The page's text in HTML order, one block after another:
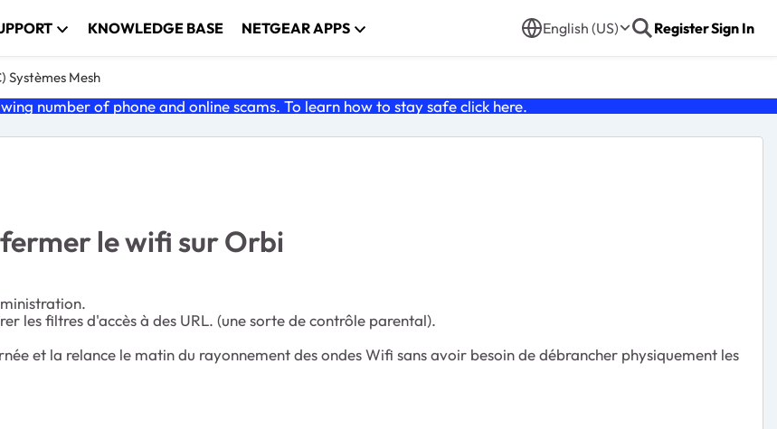
KNOWLEDGE BASE NETGEAR APPS English (US) RegisterSign In
Systèmes Mesh
number of phone and online scams. To learn how to stay safe click here.
le wifi sur Orbi
les filtres d'accès à des URL. (une sorte de contrôle parental).
et la relance le matin du rayonnement des ondes Wifi sans avoir besoin de débrancher physiquement les